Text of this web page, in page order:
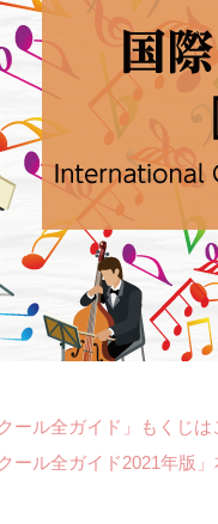
ール全ガイド」もくじは
ール全ガイド2021年版